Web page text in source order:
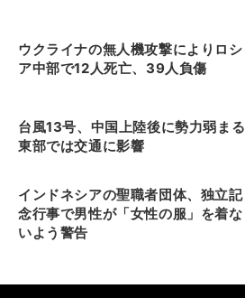
ウクライナの無人機攻撃によりロシ
ア中部で12人死亡、39人負傷
台風13号、中国上陸後に勢力弱まる
東部では交通に影響
インドネシアの聖職者団体、独立記
念行事で男性が「女性の服」を着な
いよう警告